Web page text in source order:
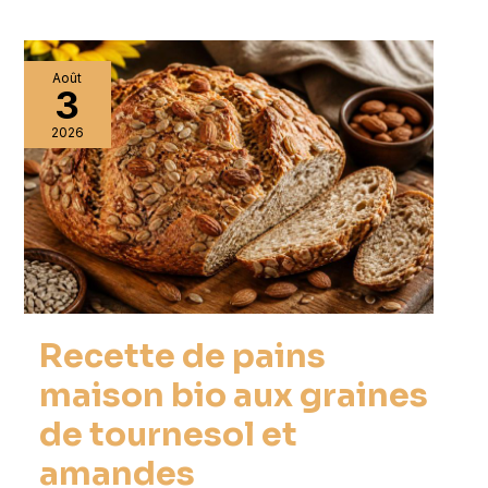
Août
3
2026
Recette de pains
maison bio aux graines
de tournesol et
amandes